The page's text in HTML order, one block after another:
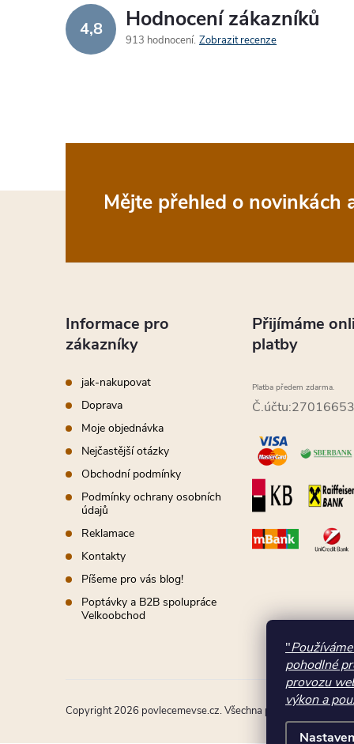
"
pohodlné
provozu
výkon a
d
a
p
v
y
ý
p
i
s
u
4,8 Hodnocení zákazníků
913 hodnocení Zobrazit recenze
Mějte přehled o novinkách
Informace pro
zákazníky
jak-nakupovat
Doprava
Moje objednávka
Nejčastější otázky
Obchodní podmínky
Podmínky ochrany osobních
údajů
Reklamace
Kontakty
Píšeme pro vás blog!
Poptávky a B2B spolupráce
Velkoobchod
Přijímáme
platby
Platba předem zdarma.
Copyright 2026 povlecemevse.cz. Všechna práva vyhrazena.